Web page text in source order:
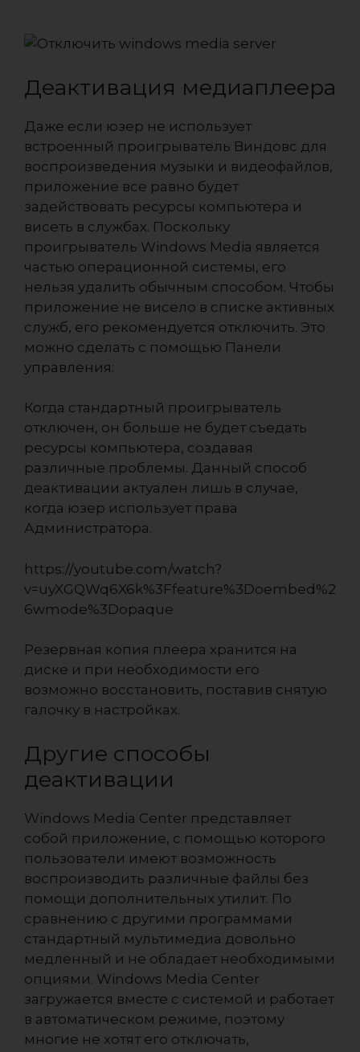
Деактивация медиаплеера
Даже если юзер не использует
встроенный проигрыватель Виндовс для
воспроизведения музыки и видеофайлов,
приложение все равно будет
задействовать ресурсы компьютера и
висеть в службах. Поскольку
проигрыватель Windows Media является
частью операционной системы, его
нельзя удалить обычным способом. Чтобы
приложение не висело в списке активных
служб, его рекомендуется отключить. Это
можно сделать с помощью Панели
управления:
Когда стандартный проигрыватель
отключен, он больше не будет съедать
ресурсы компьютера, создавая
различные проблемы. Данный способ
деактивации актуален лишь в случае,
когда юзер использует права
Администратора.
https://youtube.com/watch?
v=uyXGQWq6X6k%3Ffeature%3Doembed%2
6wmode%3Dopaque
Резервная копия плеера хранится на
диске и при необходимости его
возможно восстановить, поставив снятую
галочку в настройках.
Другие способы
деактивации
Windows Media Center представляет
собой приложение, с помощью которого
пользователи имеют возможность
воспроизводить различные файлы без
помощи дополнительных утилит. По
сравнению с другими программами
стандартный мультимедиа довольно
медленный и не обладает необходимыми
опциями. Windows Media Center
загружается вместе с системой и работает
в автоматическом режиме, поэтому
многие не хотят его отключать,